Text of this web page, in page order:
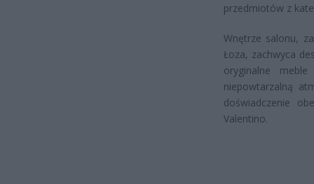
przedmiotów z
Wnętrze salonu,
Łoza, zachwyca
oryginalne
niepowtarzalną
doświadczenie
Valentino.